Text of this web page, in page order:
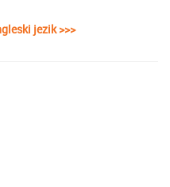
jezik >>>